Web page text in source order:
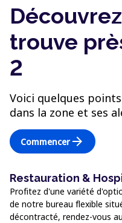
trouve
2
Voici quelques
dans la zone et ses
Commencerarrow_forward
Restauration &
Profitez d'une variété
de notre bureau flexible
décontracté, rendez-vous